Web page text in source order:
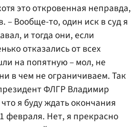
это откровенная неправда,
– Вообще-то, один иск в суд я
и тогда они, если
отказались от всех
на попятную – мол, не
в чем не ограничиваем. Так
ФЛГР Владимир
я буду ждать окончания
февраля. Нет, я прекрасно